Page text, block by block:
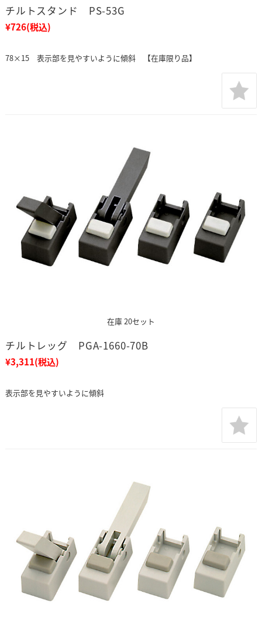
チルトスタンド PS-53G
¥726(税込)
78×15 表示部を見やすいように傾斜 【在庫限り品】
在庫 20セット
チルトレッグ PGA-1660-70B
¥3,311(税込)
表示部を見やすいように傾斜